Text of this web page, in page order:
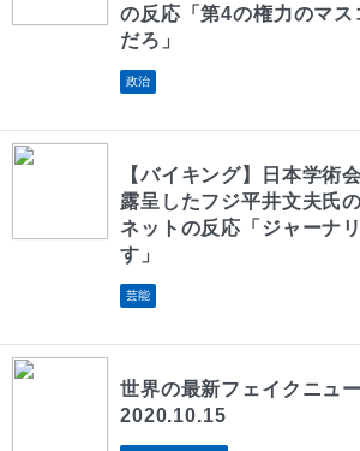
の反応「第4の権力のマス
だろ」
政治
【バイキング】日本学術
露呈したフジ平井文夫氏
ネットの反応「ジャーナ
す」
芸能
世界の最新フェイクニュ
2020.10.15